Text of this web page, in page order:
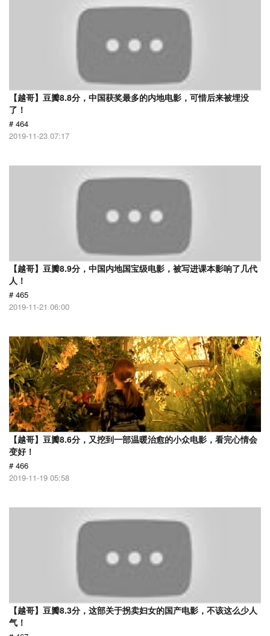
【越哥】豆瓣8.8分，中国获奖最多的内地电影，可惜后来被埋没
了！
# 464
2019-11-23 07:17
【越哥】豆瓣8.9分，中国内地国宝级电影，被写进课本影响了几代
人！
# 465
2019-11-21 06:00
【越哥】豆瓣8.6分，又挖到一部温暖治愈的小众电影，看完心情会
变好！
# 466
2019-11-19 05:58
【越哥】豆瓣8.3分，这部关于拐卖妇女的国产电影，不该这么少人
气！